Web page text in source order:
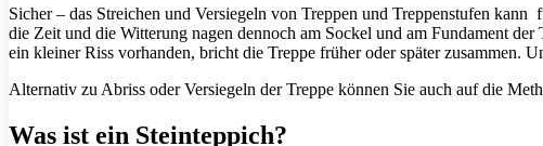
Sicher – das Streichen und Versiegeln von Treppen und Treppenstufen
die Zeit und die Witterung nagen dennoch am Sockel und am Fundament
ein kleiner Riss vorhanden, bricht die Treppe früher oder später zusammen.
Alternativ zu Abriss oder Versiegeln der Treppe können Sie auch auf die
Was ist ein Steinteppich?